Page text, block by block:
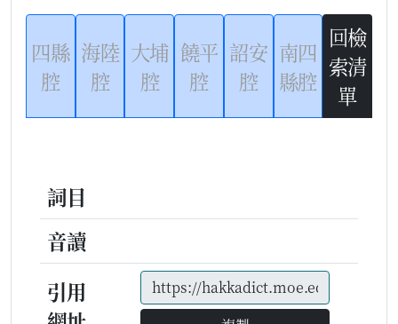
四縣
腔
海陸
腔
大埔
腔
饒平
腔
詔安
腔
南四
縣腔
回檢
索清
單
詞目
音讀
引用